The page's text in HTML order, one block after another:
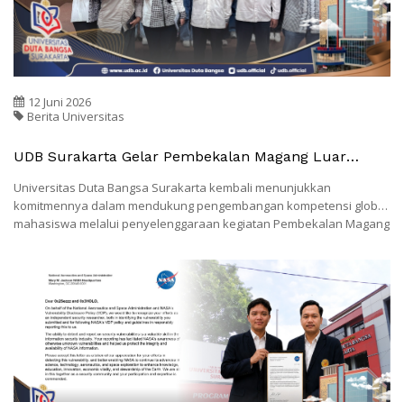
12 Juni 2026
Berita Universitas
UDB Surakarta Gelar Pembekalan Magang Luar
Universitas Duta Bangsa Surakarta kembali menunjukkan
komitmennya dalam mendukung pengembangan kompetensi global
mahasiswa melalui penyelenggaraan kegiatan Pembekalan Magang